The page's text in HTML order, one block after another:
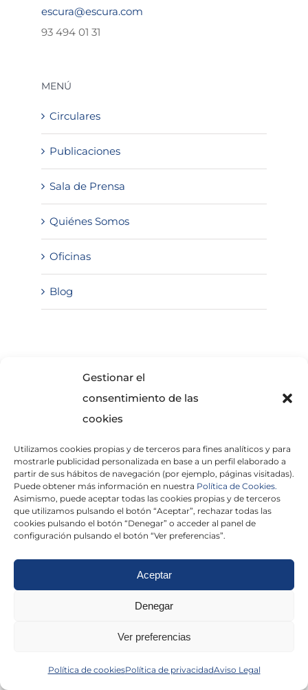
Gestionar el
consentimiento de las
cookies
Utilizamos cookies propias y de terceros para fines analíticos y para
mostrarle publicidad personalizada en base a un perfil elaborado a
partir de sus hábitos de navegación (por ejemplo, páginas visitadas).
Puede obtener más información en nuestra Política de Cookies.
Asimismo, puede aceptar todas las cookies propias y de terceros
que utilizamos pulsando el botón “Aceptar”, rechazar todas las
cookies pulsando el botón “Denegar” o acceder al panel de
configuración pulsando el botón “Ver preferencias”.
Aceptar
Denegar
Ver preferencias
Política de cookiesPolítica de privacidadAviso Legal
escura@escura.com
93 494 01 31
MENÚ
Circulares
Publicaciones
Sala de Prensa
Quiénes Somos
Oficinas
Blog
He leído y acepto laPolítica de Privacidad
Politica de cookies|Aviso Legal
Madrid|Tarragona